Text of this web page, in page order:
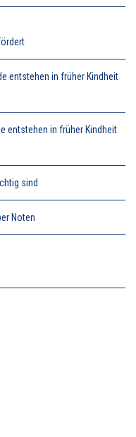
entstehen in früher Kindheit
entstehen in früher Kindheit
sind
Noten